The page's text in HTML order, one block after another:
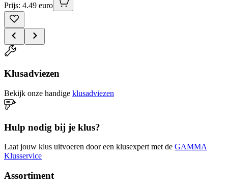
Prijs: 4.49 euro
Klusadviezen
Bekijk onze handige klusadviezen
Hulp nodig bij je klus?
Laat jouw klus uitvoeren door een klusexpert met de GAMMA
Klusservice
Assortiment